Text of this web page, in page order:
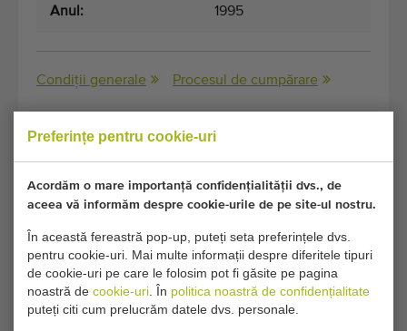
Preferințe pentru cookie-uri
Acordăm o mare importanță confidențialității dvs., de
aceea vă informăm despre cookie-urile de pe site-ul nostru.
În această fereastră pop-up, puteți seta preferințele dvs.
pentru cookie-uri. Mai multe informații despre diferitele tipuri
de cookie-uri pe care le folosim pot fi găsite pe pagina
noastră de cookie-uri . În politica noastră de confidențialitate
puteți citi cum prelucrăm datele dvs. personale.
Anul: 1995
Condiții generale Procesul de cumpărare
Din pacate, acest Aparat de sortat Aweta HSG
pentru mere a fost acum vandut.
sortat mere şi alte fructe comparabil? Completați detaliile
dvs. aici.